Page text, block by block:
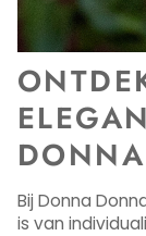
DONNA
Bij Donna
is van